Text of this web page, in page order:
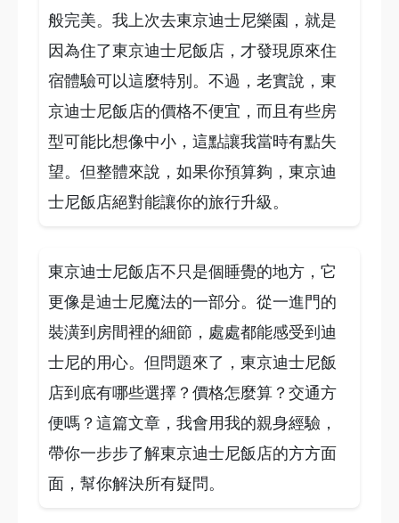
般完美。我上次去東京迪士尼樂園，就是
因為住了東京迪士尼飯店，才發現原來住
宿體驗可以這麼特別。不過，老實說，東
京迪士尼飯店的價格不便宜，而且有些房
型可能比想像中小，這點讓我當時有點失
望。但整體來說，如果你預算夠，東京迪
士尼飯店絕對能讓你的旅行升級。
東京迪士尼飯店不只是個睡覺的地方，它
更像是迪士尼魔法的一部分。從一進門的
裝潢到房間裡的細節，處處都能感受到迪
士尼的用心。但問題來了，東京迪士尼飯
店到底有哪些選擇？價格怎麼算？交通方
便嗎？這篇文章，我會用我的親身經驗，
帶你一步步了解東京迪士尼飯店的方方面
面，幫你解決所有疑問。